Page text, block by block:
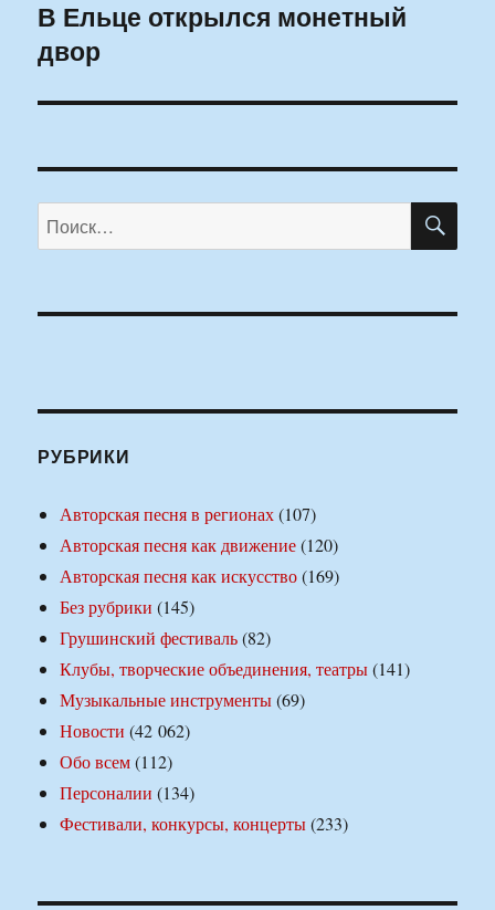
Следующая
запись:
В Ельце открылся монетный
двор
Искать:
РУБРИКИ
Авторская песня в регионах(107)
Авторская песня как движение(120)
Авторская песня как искусство(169)
Без рубрики (145)
Грушинский фестиваль(82)
Клубы, творческие объединения, театры(141)
Музыкальные инструменты(69)
Новости (42 062)
Обо всем(112)
Персоналии (134)
Фестивали, конкурсы, концерты(233)